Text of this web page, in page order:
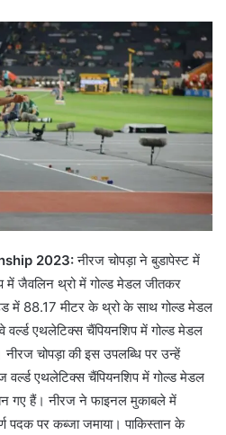
2023:नीरज चोपड़ा ने बुडापेस्ट में
में जैवलिन थ्रो में गोल्ड मेडल जीतकर
में 88.17 मीटर के थ्रो के साथ गोल्ड मेडल
वर्ल्ड एथलेटिक्स चैंपियनशिप में गोल्ड मेडल
चोपड़ा की इस उपलब्धि पर उन्हें
वर्ल्ड एथलेटिक्स चैंपियनशिप में गोल्ड मेडल
गए हैं। नीरज ने फाइनल मुकाबले में
पदक पर कब्जा जमाया। पाकिस्तान के